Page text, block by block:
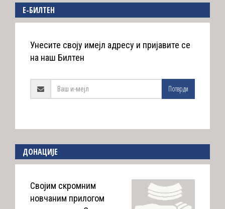
E-БИЛТЕН
Унесите своју имејл адресу и пријавите се
на наш Билтен
Потврди
ДОНАЦИЈЕ
Својим скромним
новчаним прилогом